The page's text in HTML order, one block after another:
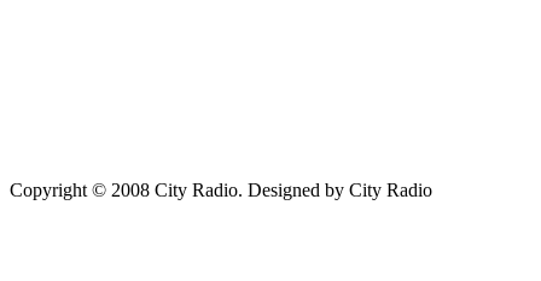
Copyright © 2008 City Radio. Designed by City Radio